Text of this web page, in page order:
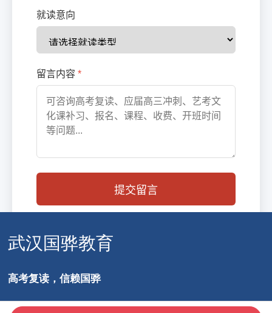
武汉国骅教育
高考复读，信赖国骅